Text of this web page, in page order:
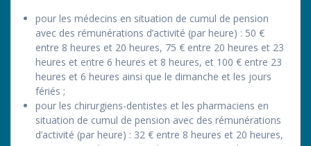
pour les médecins en situation de cumul de pension
avec des rémunérations d’activité (par heure) : 50 €
entre 8 heures et 20 heures, 75 € entre 20 heures et 23
heures et entre 6 heures et 8 heures, et 100 € entre 23
heures et 6 heures ainsi que le dimanche et les jours
fériés ;
pour les chirurgiens-dentistes et les pharmaciens en
situation de cumul de pension avec des rémunérations
d’activité (par heure) : 32 € entre 8 heures et 20 heures,